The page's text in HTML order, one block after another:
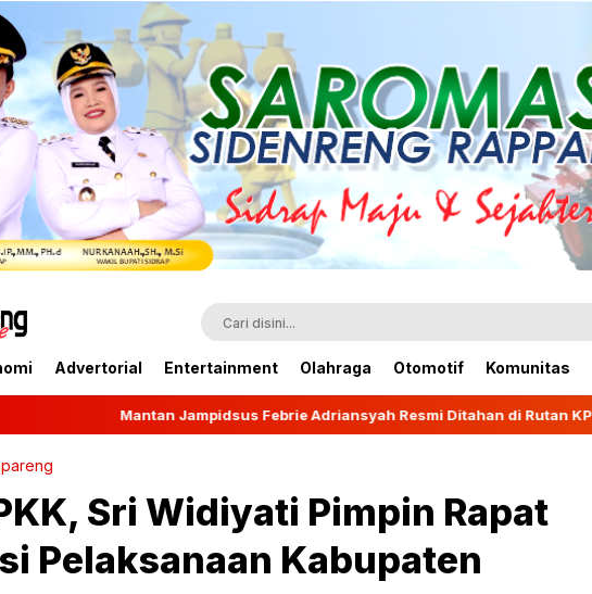
Advertorial Entertainment Olahraga Otomotif Komunitas
Febrie Adriansyah Resmi Ditahan di Rutan KPK Wagub
Sri Widiyati Pimpin Rapat
Pelaksanaan Kabupaten